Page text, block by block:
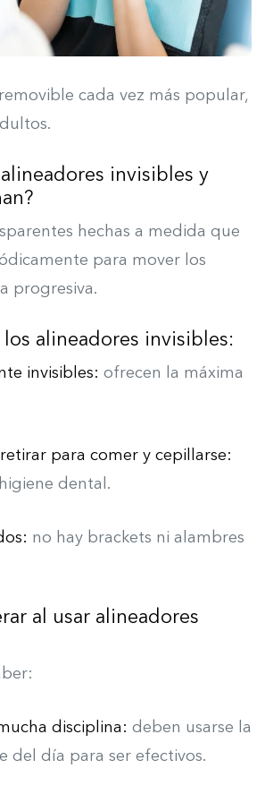
cada vez más popular,
invisibles y
hechas a medida que
para mover los
progresiva.
los alineadores invisibles:
invisibles: ofrecen la máxima
para comer y cepillarse:
dental.
no hay brackets ni alambres
al usar alineadores
disciplina: deben usarse la
del día para ser efectivos.